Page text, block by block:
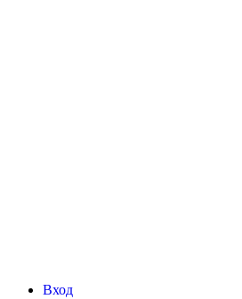
Вход